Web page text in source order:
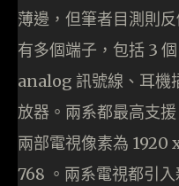
薄邊，但筆者目測則
有多個端子，包括 3
analog 訊號線、耳機
放器。兩系都最高支
兩部電視像素為
768 。兩系電視都引